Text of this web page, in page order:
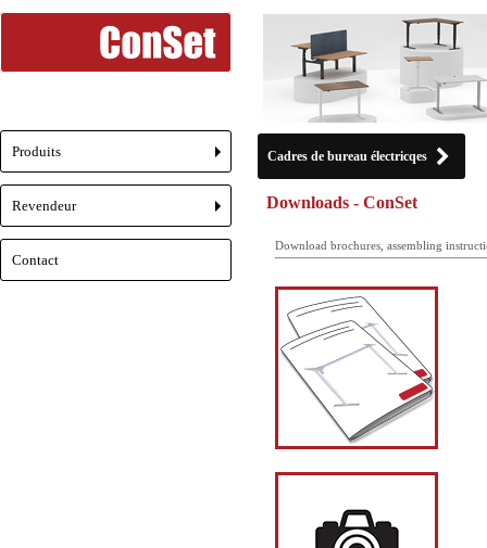
Cadres de bureau électricqes
Downloads - ConSet
Download brochures, assembling
+
Produits
+
Revendeur
Contact